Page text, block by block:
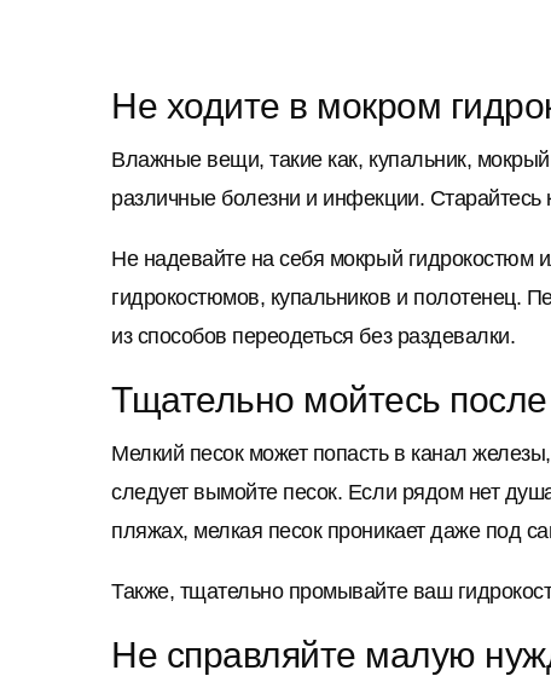
Не ходите в мокром
Влажные вещи, такие как, купальник,
различные болезни и инфекции.
Не надевайте на себя мокрый гидрокостюм
гидрокостюмов, купальников и полотенец.
из способов переодеться без раздевалки.
Тщательно мойтесь после
Мелкий песок может попасть в канал
следует вымойте песок. Если рядом нет
пляжах, мелкая песок проникает даже под
Также, тщательно промывайте ваш
Не справляйте малую